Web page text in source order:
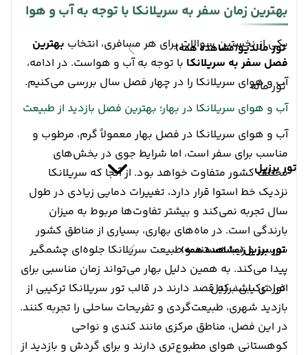
تور مالدیو(مشاهده همه)
تور ماله
تور برزیل
تور برزیل(مشاهده همه)
تور ترکیبی برزیل
بهترین زمان سفر به سریلانکا با توجه به آب و هوا
یکی از نخستین سوالات برای هر مسافری، انتخاب بهترین
فصل سفر به سریلانکا با توجه به آب و هواست. در ادامه،
آب و هوای سریلانکا را در چهار فصل سال بررسی می‌کنیم.
آب و هوای سریلانکا در بهار؛ بهترین فصل بازدید از طبیعت
آب و هوای سریلانکا در فصل بهار معمولاً گرم، مرطوب و
مناسب برای سفر است، اما شرایط جوی در بخش‌های
مختلف کشور متفاوت خواهد بود. از آنجا که سریلانکا
نزدیک خط استوا قرار دارد، تغییرات دمایی زیادی در طول
سال تجربه نمی‌کند و بیشتر تفاوت‌ها مربوط به میزان
بارندگی است. در ماه‌های بهاری، بسیاری از مناطق کشور
سرسبز و زیبا هستند و طبیعت سریلانکا جلوه‌ای چشمگیر
پیدا می‌کند. به همین دلیل بهار می‌تواند زمان مناسبی برای
افرادی باشد که قصد دارند در قالب تور سریلانکا ترکیبی از
بازدید شهری، طبیعت‌گردی و تفریحات ساحلی را تجربه کنند.
در این فصل، مناطق مرکزی مانند کندی و نواحی
کوهستانی هوای مطبوع‌تری دارند و برای گردش و بازدید از